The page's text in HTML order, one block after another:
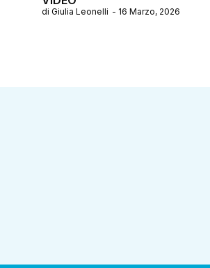
di Giulia Leonelli - 16 Marzo, 2026